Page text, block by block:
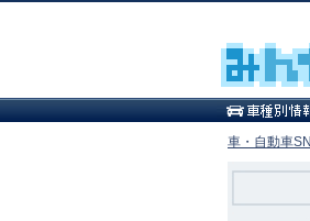
車・自動車